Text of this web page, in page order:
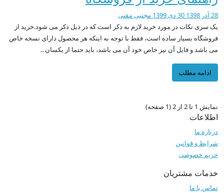
28 آذر 1398 30 دی 1399
مجتبی مقنی
یک سری نکات در مورد خرید لازم به ذکر است که در ذیل ذکر می شود.خرید از
فروشگاه بسیار ساده است، فقط با توجه به اینکه هر محصول دارای نسخه خاص
می باشد و فایل آن نیز خاص خود آن می باشد، باید حتما از یکسان ..
ادامه مطلب
نمایش 1 تا 2 از 2 (1 صفحه)
اطلاعات
درباره ما
شرایط و قوانین
حریم خصوصی
خدمات مشتریان
تماس با ما